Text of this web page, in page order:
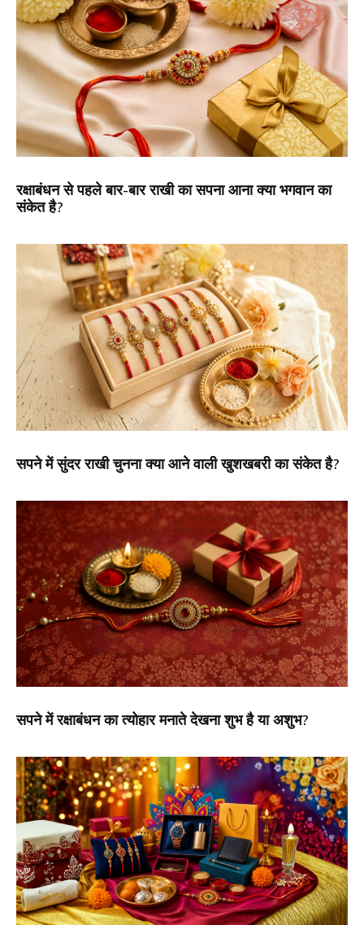
रक्षाबंधन से पहले बार-बार राखी का सपना आना क्या भगवान का
संकेत है?
सपने में सुंदर राखी चुनना क्या आने वाली खुशखबरी का संकेत है?
सपने में रक्षाबंधन का त्योहार मनाते देखना शुभ है या अशुभ?